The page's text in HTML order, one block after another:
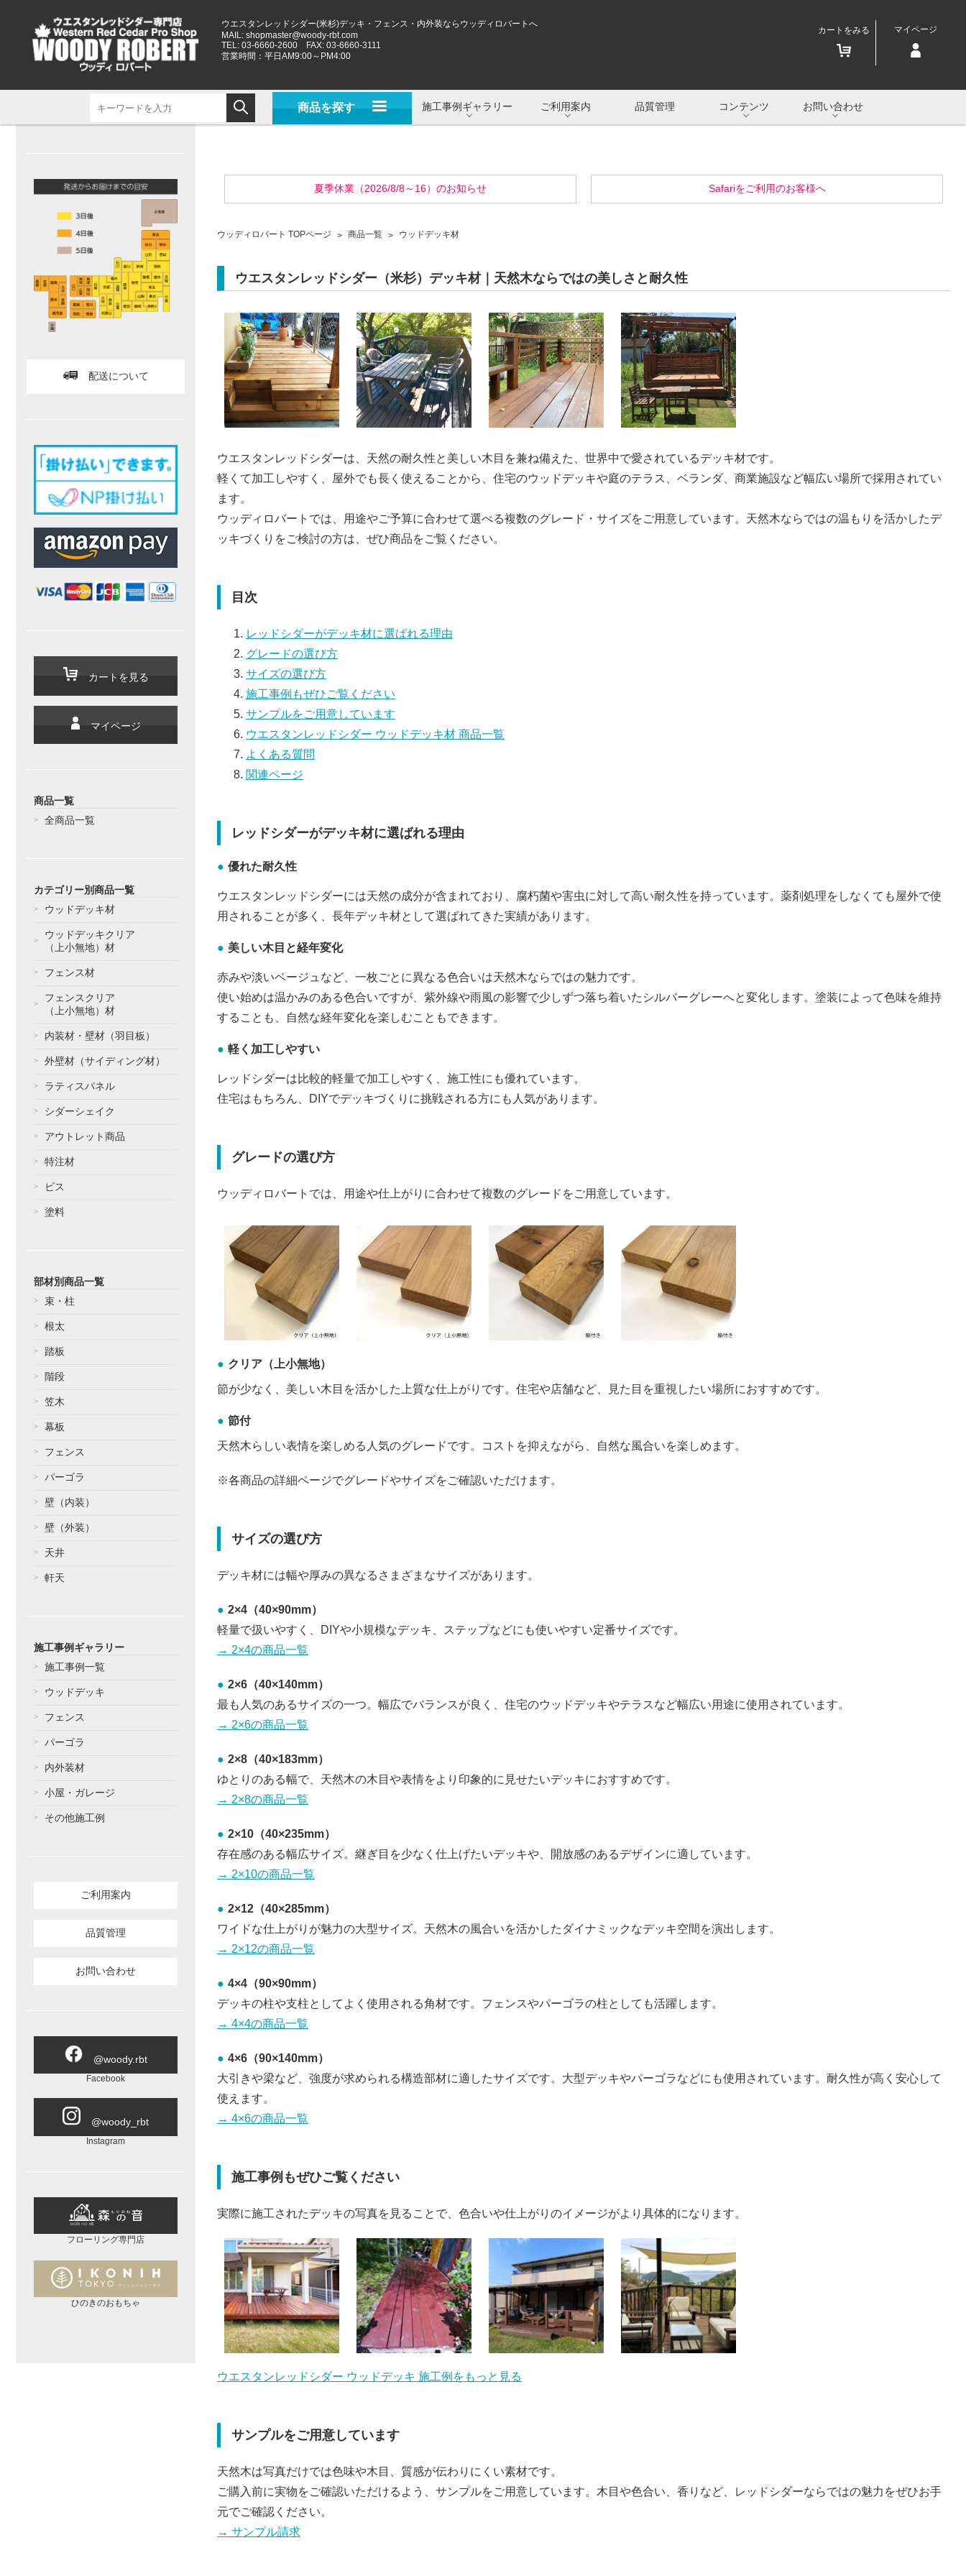
ウエスタンレッドシダー(米杉)デッキ・フェンス・内外装ならウッディロバートへ
MAIL: shopmaster@woody-rbt.com
TEL: 03-6660-2600 FAX: 03-6660-3111
営業時間：平日AM9:00～PM4:00
カートをみる マイページ
商品を探す 施工事例ギャラリー ご利用案内 品質管理 コンテンツ お問い合わせ
配送について
カートを見る
マイページ
商品一覧
全商品一覧
カテゴリー別商品一覧
ウッドデッキ材
ウッドデッキクリア
（上小無地）材
フェンス材
フェンスクリア
（上小無地）材
内装材・壁材（羽目板）
外壁材（サイディング材）
ラティスパネル
シダーシェイク
アウトレット商品
特注材
ビス
塗料
部材別商品一覧
束・柱
根太
踏板
階段
笠木
幕板
フェンス
パーゴラ
壁（内装）
壁（外装）
天井
軒天
施工事例ギャラリー
施工事例一覧
ウッドデッキ
フェンス
パーゴラ
内外装材
小屋・ガレージ
その他施工例
ご利用案内
品質管理
お問い合わせ
@woody.rbt
Facebook
@woody_rbt
Instagram
フローリング専門店
ひのきのおもちゃ
夏季休業（2026/8/8～16）のお知らせ Safariをご利用のお客様へ
ウッディロバート TOPページ 商品一覧 ウッドデッキ材
ウエスタンレッドシダー（米杉）デッキ材｜天然木ならではの美しさと耐久性
ウエスタンレッドシダーは、天然の耐久性と美しい木目を兼ね備えた、世界中で愛されているデッキ材です。
軽くて加工しやすく、屋外でも長く使えることから、住宅のウッドデッキや庭のテラス、ベランダ、商業施設など幅広い場所で採用されてい
ます。
ウッディロバートでは、用途やご予算に合わせて選べる複数のグレード・サイズをご用意しています。天然木ならではの温もりを活かしたデ
ッキづくりをご検討の方は、ぜひ商品をご覧ください。
目次
レッドシダーがデッキ材に選ばれる理由
グレードの選び方
サイズの選び方
施工事例もぜひご覧ください
サンプルをご用意しています
ウエスタンレッドシダー ウッドデッキ材 商品一覧
よくある質問
関連ページ
レッドシダーがデッキ材に選ばれる理由
優れた耐久性
ウエスタンレッドシダーには天然の成分が含まれており、腐朽菌や害虫に対して高い耐久性を持っています。薬剤処理をしなくても屋外で使
用されることが多く、長年デッキ材として選ばれてきた実績があります。
美しい木目と経年変化
赤みや淡いベージュなど、一枚ごとに異なる色合いは天然木ならではの魅力です。
使い始めは温かみのある色合いですが、紫外線や雨風の影響で少しずつ落ち着いたシルバーグレーへと変化します。塗装によって色味を維持
することも、自然な経年変化を楽しむこともできます。
軽く加工しやすい
レッドシダーは比較的軽量で加工しやすく、施工性にも優れています。
住宅はもちろん、DIYでデッキづくりに挑戦される方にも人気があります。
グレードの選び方
ウッディロバートでは、用途や仕上がりに合わせて複数のグレードをご用意しています。
クリア（上小無地）
節が少なく、美しい木目を活かした上質な仕上がりです。住宅や店舗など、見た目を重視したい場所におすすめです。
節付
天然木らしい表情を楽しめる人気のグレードです。コストを抑えながら、自然な風合いを楽しめます。
※各商品の詳細ページでグレードやサイズをご確認いただけます。
サイズの選び方
デッキ材には幅や厚みの異なるさまざまなサイズがあります。
2×4（40×90mm）
軽量で扱いやすく、DIYや小規模なデッキ、ステップなどにも使いやすい定番サイズです。
→ 2×4の商品一覧
2×6（40×140mm）
最も人気のあるサイズの一つ。幅広でバランスが良く、住宅のウッドデッキやテラスなど幅広い用途に使用されています。
→ 2×6の商品一覧
2×8（40×183mm）
ゆとりのある幅で、天然木の木目や表情をより印象的に見せたいデッキにおすすめです。
→ 2×8の商品一覧
2×10（40×235mm）
存在感のある幅広サイズ。継ぎ目を少なく仕上げたいデッキや、開放感のあるデザインに適しています。
→ 2×10の商品一覧
2×12（40×285mm）
ワイドな仕上がりが魅力の大型サイズ。天然木の風合いを活かしたダイナミックなデッキ空間を演出します。
→ 2×12の商品一覧
4×4（90×90mm）
デッキの柱や支柱としてよく使用される角材です。フェンスやパーゴラの柱としても活躍します。
→ 4×4の商品一覧
4×6（90×140mm）
大引きや梁など、強度が求められる構造部材に適したサイズです。大型デッキやパーゴラなどにも使用されています。耐久性が高く安心して
使えます。
→ 4×6の商品一覧
施工事例もぜひご覧ください
実際に施工されたデッキの写真を見ることで、色合いや仕上がりのイメージがより具体的になります。
ウエスタンレッドシダー ウッドデッキ 施工例をもっと見る
サンプルをご用意しています
天然木は写真だけでは色味や木目、質感が伝わりにくい素材です。
ご購入前に実物をご確認いただけるよう、サンプルをご用意しています。木目や色合い、香りなど、レッドシダーならではの魅力をぜひお手
元でご確認ください。
→ サンプル請求